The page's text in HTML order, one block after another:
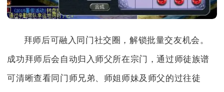
拜师后可融入同门社交圈，解锁批量交友机会。
成功拜师后会自动归入师父所在宗门，通过师徒族谱
可清晰查看同门师兄弟、师姐师妹及师父的过往徒